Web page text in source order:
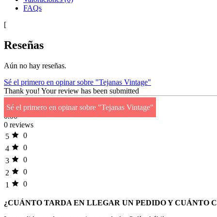
FAQs
[
0.00
0 reviews
5
0
4
0
3
0
2
0
1
0
Thank you! Your review has been submitted
Sé el primero en opinar sobre "Tejanas Vintage"
Sé el primero en opinar sobre "Tejanas Vintage"
Reseñas
Aún no hay reseñas.
¿CUÁNTO TARDA EN LLEGAR UN PEDIDO Y CUÁNTO